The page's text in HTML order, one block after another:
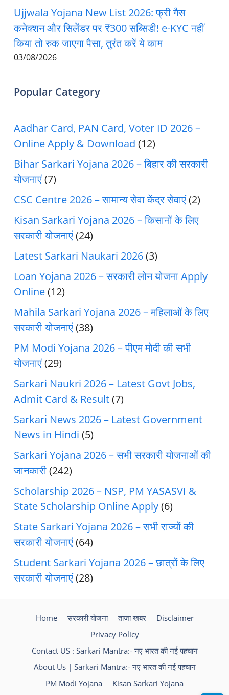
Ujjwala Yojana New List 2026: फ्री गैस
कनेक्शन और सिलेंडर पर ₹300 सब्सिडी! e-KYC नहीं
किया तो रुक जाएगा पैसा, तुरंत करें ये काम
03/08/2026
Popular Category
Aadhar Card, PAN Card, Voter ID 2026 –
Online Apply & Download (12)
Bihar Sarkari Yojana 2026 – बिहार की सरकारी
योजनाएं(7)
CSC Centre 2026 – सामान्य सेवा केंद्र सेवाएं(2)
Kisan Sarkari Yojana 2026 – किसानों के लिए
सरकारी योजनाएं(24)
Latest Sarkari Naukari 2026(3)
Loan Yojana 2026 – सरकारी लोन योजना Apply
Online(12)
Mahila Sarkari Yojana 2026 – महिलाओं के लिए
सरकारी योजनाएं(38)
PM Modi Yojana 2026 – पीएम मोदी की सभी
योजनाएं(29)
Sarkari Naukri 2026 – Latest Govt Jobs,
Admit Card & Result(7)
Sarkari News 2026 – Latest Government
News in Hindi (5)
Sarkari Yojana 2026 – सभी सरकारी योजनाओं की
जानकारी(242)
Scholarship 2026 – NSP, PM YASASVI &
State Scholarship Online Apply(6)
State Sarkari Yojana 2026 – सभी राज्यों की
सरकारी योजनाएं(64)
Student Sarkari Yojana 2026 – छात्रों के लिए
सरकारी योजनाएं(28)
Home सरकारी योजना ताजा खबर
Disclaimer
Privacy Policy
Contact US : Sarkari Mantra:- नए भारत की नई पहचान
About Us | Sarkari Mantra:- नए भारत की नई पहचान
PM Modi Yojana
Kisan Sarkari Yojana